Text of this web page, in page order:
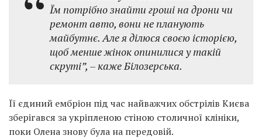
Їм потрібно знайти гроші на дрони чи
ремонт авто, вони не планують
майбутнє. Але я ділюся своєю історією,
щоб менше жінок опинилися у такій
скруті”, – каже Білозерська.
Її єдиний ембріон під час найважчих обстрілів Києва
зберігався за укріпленою стіною столичної клініки,
поки Олена знову була на передовій.